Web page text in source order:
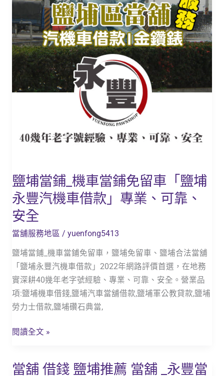
鹽埔當鋪_機車當鋪免留車「鹽埔
永豐汽機車借款」專業、可靠、
安全
當舖服務地區 / yuenfong5413
鹽埔當鋪_機車當鋪免留車，鹽埔免留車、鹽埔合法當舖
「鹽埔永豐汽機車借款」2022年網路評價首選，在地務
實深耕40幾年老字號經驗、專業、可靠、安全。營業品
項:鹽埔機車借錢,鹽埔汽車當舖借款,鹽埔軍公教貸款,鹽埔
勞力士借款,鹽埔礸石典當,
當
鋪
免
留
車
「鹽
借
款」
專
業、
可
靠、
安
全
閱讀全文 »
當舖 借錢 鹽埔推薦 當舖 _永豐當
當